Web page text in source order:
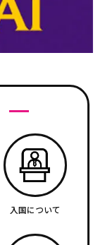
入国について